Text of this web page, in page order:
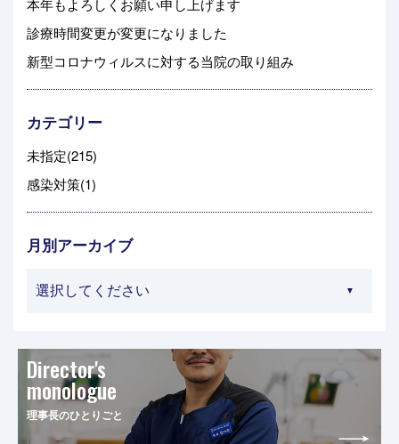
本年もよろしくお願い申し上げます
診療時間変更が変更になりました
新型コロナウィルスに対する当院の取り組み
カテゴリー
未指定(215)
感染対策(1)
月別アーカイブ
Director's
monologue
理事長のひとりごと